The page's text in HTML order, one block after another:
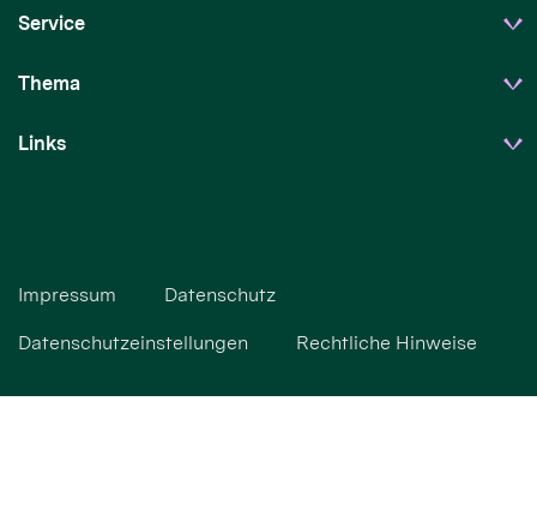
Service
Thema
Links
Impressum Datenschutz
Datenschutzeinstellungen Rechtliche Hinweise